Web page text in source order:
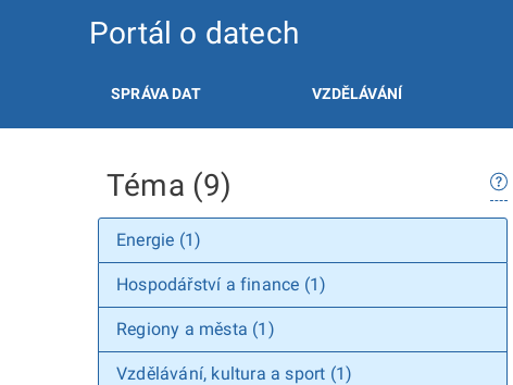
Portál o datech
SPRÁVA DAT VZDĚLÁVÁNÍ
Téma (9)
Energie (1)
Hospodářství a finance (1)
Regiony a města (1)
Vzdělávání, kultura a sport (1)